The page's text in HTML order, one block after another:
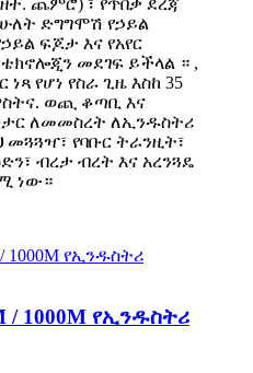
ድግግሞሽ የኃይል
ፍጆታ እና የአየር
መደገፍ ይችላል ። ,
የሆነ የስራ ጊዜ እስከ 35
ወጪ ቆጣቢ እና
ለመመስረት ለኢንዱስትሪ
መጓጓዣ፣ የባቡር ትራንዚት፣
ብረታ ብረት እና አረንጓዴ
ነው።
/ 1000M የኢንዱስትሪ